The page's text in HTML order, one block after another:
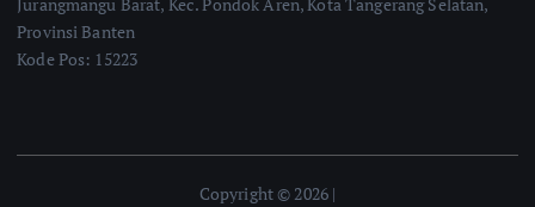
Provinsi Banten
Kode Pos: 15223
Copyright © 2026 |